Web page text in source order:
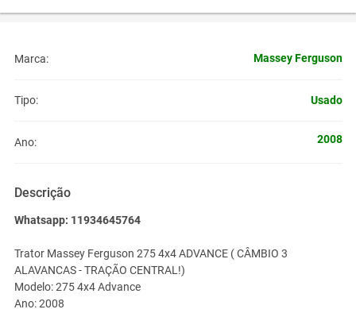
Marca: Massey Ferguson
Tipo: Usado
Ano: 2008
Descrição
Whatsapp: 11934645764
Trator Massey Ferguson 275 4x4 ADVANCE ( CÂMBIO 3
ALAVANCAS - TRAÇÃO CENTRAL!)
Modelo: 275 4x4 Advance
Ano: 2008